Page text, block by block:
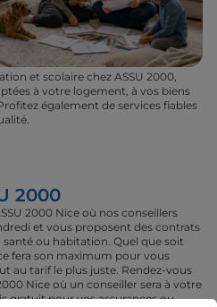
et scolaire chez ASSU 2000,
à votre logement, à vos biens
également de services fiables
2000
2000 Nice où nos conseillers
et vous proposent des contrats
ou habitation. Quel que soit
fera son maximum pour vous
au tarif le plus juste. Rendez-vous
Nice où un conseiller sera à votre
gratuit pour vos assurances ou